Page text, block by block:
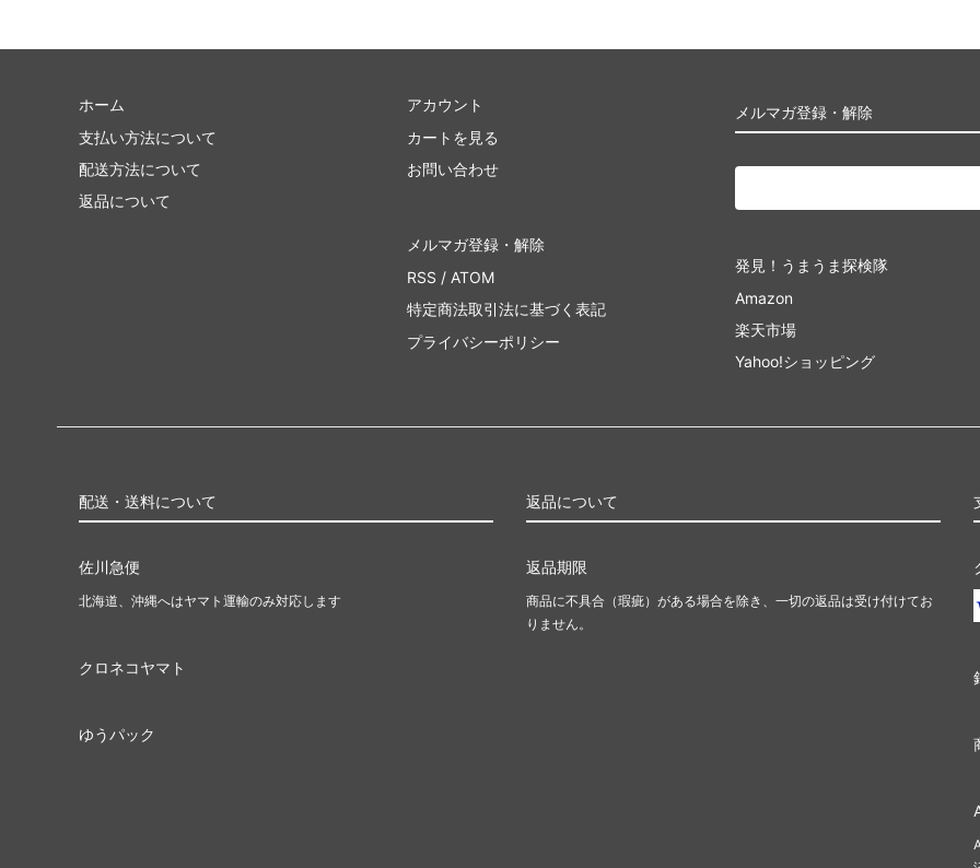
メルマガ登録・解除
ホーム
支払い方法について
配送方法について
返品について
アカウント
カートを見る
お問い合わせ
メルマガ登録・解除
RSS / ATOM
特定商法取引法に基づく表記
プライバシーポリシー
発見！うまうま探検隊
Amazon
楽天市場
Yahoo!ショッピング
配送・送料について
佐川急便
北海道、沖縄へはヤマト運輸のみ対応します
クロネコヤマト
ゆうパック
返品について
返品期限
商品に不具合（瑕疵）がある場合を除き、一切の返品は受け付けてお
りません。